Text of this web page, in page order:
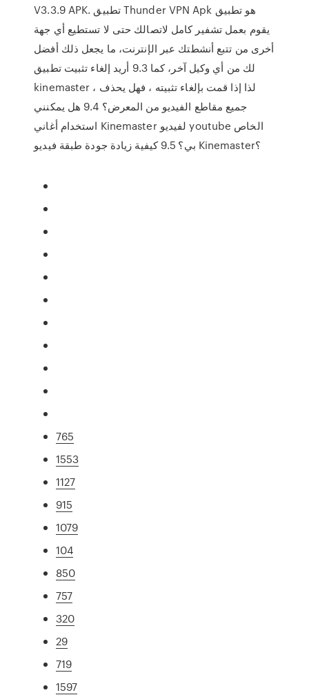
V3.3.9 APK. تطبيق Thunder VPN Apk هو تطبيق
يقوم بعمل تشفير كامل لاتصالك حتى لا تستطيع أي جهة
أخرى من تتبع أنشطتك عبر الإنترنت، ما يجعل ذلك أفضل
لك من أي وكيل آخر، كما 9.3 أريد إلغاء تثبيت تطبيق
kinemaster ، لذا إذا قمت بإلغاء تثبيته ، فهل يحذف
جميع مقاطع الفيديو من المعرض؟ 9.4 هل يمكنني
استخدام أغاني Kinemaster لفيديو youtube الخاص
بي؟ 9.5 كيفية زيادة جودة طبقة فيديو Kinemaster؟
765
1553
1127
915
1079
104
850
757
320
29
719
1597